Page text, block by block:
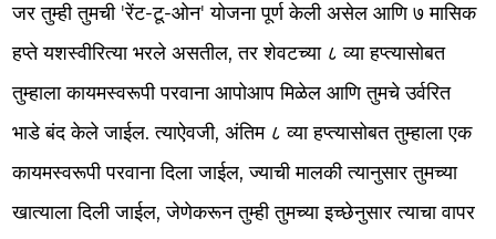
जर तुम्ही तुमची 'रेंट-टू-ओन' योजना पूर्ण केली असेल आणि ७ मासिक
हप्ते यशस्वीरित्या भरले असतील, तर शेवटच्या ८ व्या हप्त्यासोबत
तुम्हाला कायमस्वरूपी परवाना आपोआप मिळेल आणि तुमचे उर्वरित
भाडे बंद केले जाईल. त्याऐवजी, अंतिम ८ व्या हप्त्यासोबत तुम्हाला एक
कायमस्वरूपी परवाना दिला जाईल, ज्याची मालकी त्यानुसार तुमच्या
खात्याला दिली जाईल, जेणेकरून तुम्ही तुमच्या इच्छेनुसार त्याचा वापर